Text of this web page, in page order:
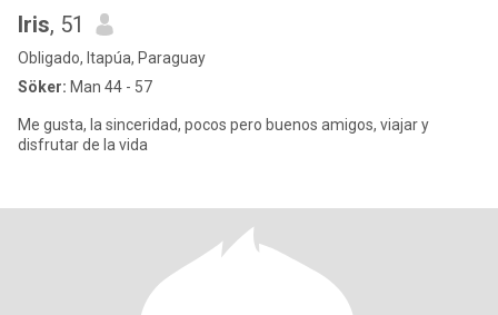
Iris, 51
Obligado, Itapúa, Paraguay
Söker: Man 44 - 57
Me gusta, la sinceridad, pocos pero buenos amigos, viajar y
disfrutar de la vida